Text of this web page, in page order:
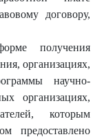
договору,
получения
организациях,
научно-
организациях,
которым
предоставлено